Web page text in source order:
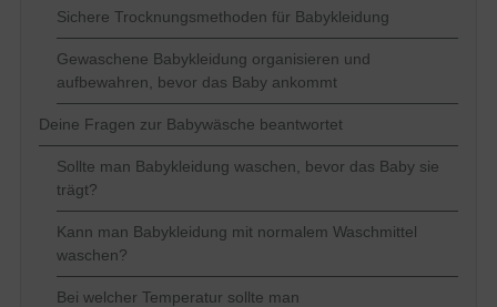
Sichere Trocknungsmethoden für Babykleidung
Gewaschene Babykleidung organisieren und
aufbewahren, bevor das Baby ankommt
Deine Fragen zur Babywäsche beantwortet
Sollte man Babykleidung waschen, bevor das Baby sie
trägt?
Kann man Babykleidung mit normalem Waschmittel
waschen?
Bei welcher Temperatur sollte man